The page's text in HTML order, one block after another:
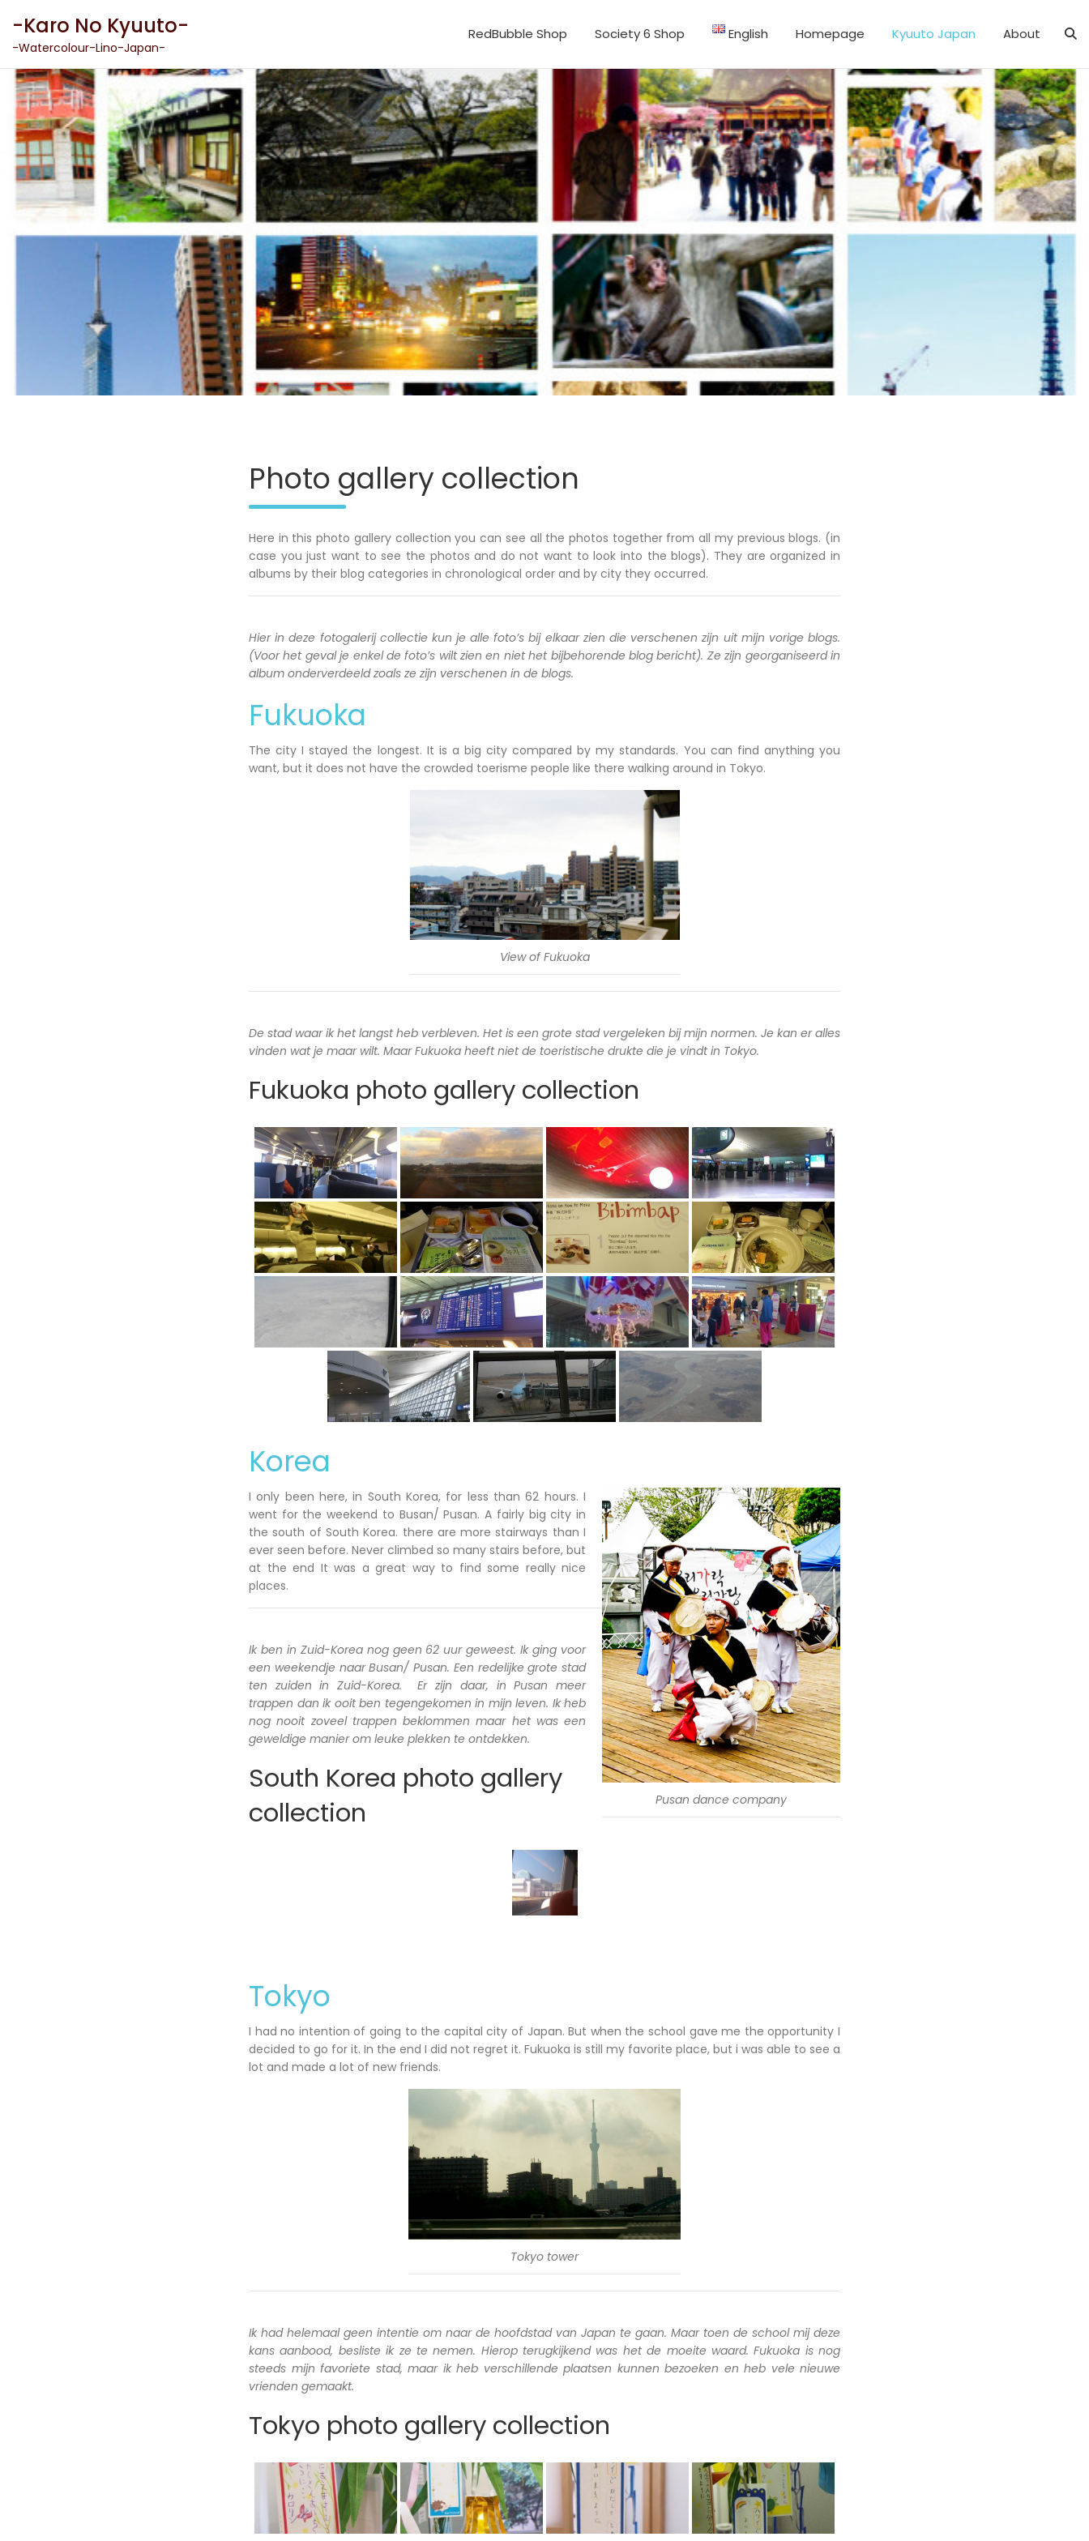
content
-Karo No Kyuuto-
-Watercolour-Lino-Japan-
RedBubble Shop Society 6 Shop English Homepage Kyuuto Japan About
Photo gallery collection
Here in this photo gallery collection you can see all the photos together from all my previous blogs. (in
case you just want to see the photos and do not want to look into the blogs). They are organized in
albums by their blog categories in chronological order and by city they occurred.
Hier in deze fotogalerij collectie kun je alle foto’s bij elkaar zien die verschenen zijn uit mijn vorige blogs.
(Voor het geval je enkel de foto’s wilt zien en niet het bijbehorende blog bericht). Ze zijn georganiseerd in
album onderverdeeld zoals ze zijn verschenen in de blogs.
Fukuoka
The city I stayed the longest. It is a big city compared by my standards. You can find anything you
want, but it does not have the crowded toerisme people like there walking around in Tokyo.
View of Fukuoka
De stad waar ik het langst heb verbleven. Het is een grote stad vergeleken bij mijn normen. Je kan er alles
vinden wat je maar wilt. Maar Fukuoka heeft niet de toeristische drukte die je vindt in Tokyo.
Fukuoka photo gallery collection
Korea
Pusan dance company
I only been here, in South Korea, for less than 62 hours. I
went for the weekend to Busan/ Pusan. A fairly big city in
the south of South Korea. there are more stairways than I
ever seen before. Never climbed so many stairs before, but
at the end It was a great way to find some really nice
places.
Ik ben in Zuid-Korea nog geen 62 uur geweest. Ik ging voor
een weekendje naar Busan/ Pusan. Een redelijke grote stad
ten zuiden in Zuid-Korea. Er zijn daar, in Pusan meer
trappen dan ik ooit ben tegengekomen in mijn leven. Ik heb
nog nooit zoveel trappen beklommen maar het was een
geweldige manier om leuke plekken te ontdekken.
South Korea photo gallery
collection
Tokyo
I had no intention of going to the capital city of Japan. But when the school gave me the opportunity I
decided to go for it. In the end I did not regret it. Fukuoka is still my favorite place, but i was able to see a
lot and made a lot of new friends.
Tokyo tower
Ik had helemaal geen intentie om naar de hoofdstad van Japan te gaan. Maar toen de school mij deze
kans aanbood, besliste ik ze te nemen. Hierop terugkijkend was het de moeite waard. Fukuoka is nog
steeds mijn favoriete stad, maar ik heb verschillende plaatsen kunnen bezoeken en heb vele nieuwe
vrienden gemaakt.
Tokyo photo gallery collection